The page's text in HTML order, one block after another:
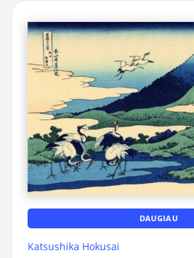
DAUGIAU
Katsushika Hokusai